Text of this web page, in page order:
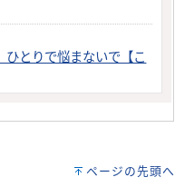
ひとりで悩まないで【こ
ページの先頭へ